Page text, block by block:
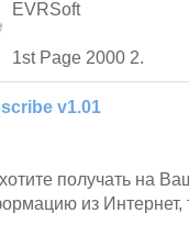
EVRSoft
1st Page 2000 2.
v1.01
получать на
из Интернет,